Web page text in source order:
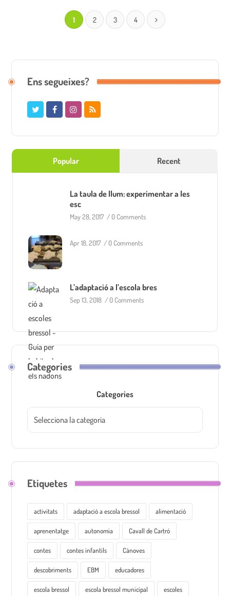
1 2 3 4
Ens segueixes?
Popular Recent
La taula de llum: experimentar a les
esc
May 28, 2017 /0 Comments
Apr 18, 2017 /0 Comments
L’adaptació a l’escola bres
Sep 13, 2018 /0 Comments
Categories
Categories
Etiquetes
activitats adaptació a escola bressol alimentació
aprenentatge autonomia Cavall de Cartró
contes contes infantils Cànoves
descobriments EBM educadores
escola bressol escola bressol municipal escoles